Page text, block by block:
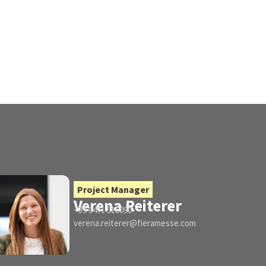
Project Manager
Verena Reiterer
+39 0471 516090
verena.reiterer@fieramesse.com